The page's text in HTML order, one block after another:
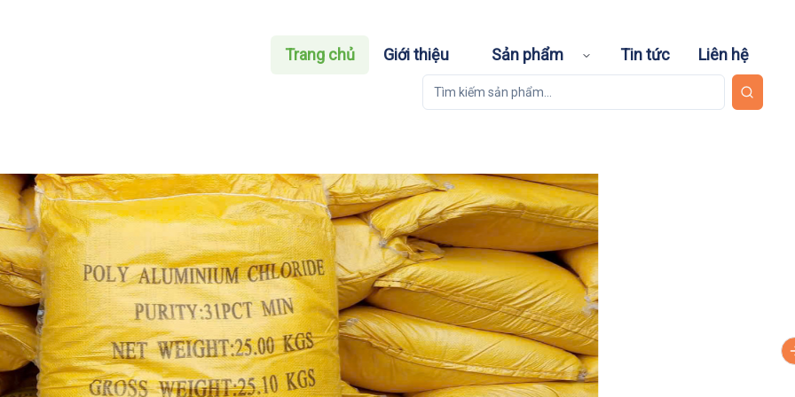
Trang chủ Giới thiệu Sản phẩm Tin tức Liên hệ